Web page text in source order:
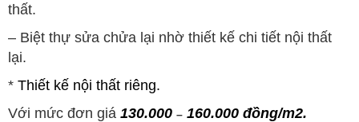
thất.
– Biệt thự sửa chửa lại nhờ thiết kế chi tiết nội thất
lại.
* Thiết kế nội thất riêng.
Với mức đơn giá 130.000 – 160.000 đồng/m2.